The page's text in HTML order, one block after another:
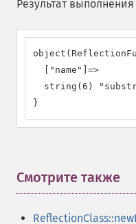
Результат
  ["name"]=>
string(6)
}
Смотрите также